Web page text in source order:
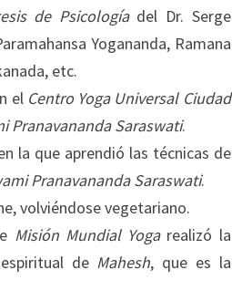
de Psicologíadel Dr. Serge
Yogananda, Ramana
etc.
el Centro Yoga Universal Ciudad
Pranavananda Saraswati.
la que aprendió las técnicas de
Pranavananda Saraswati.
volviéndose vegetariano.
Misión Mundial Yogarealizó la
de Mahesh, que es la